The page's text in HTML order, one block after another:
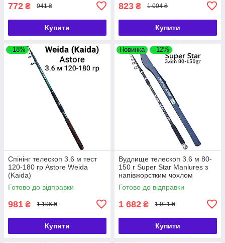
772 ₴ 941 ₴
Купити
823 ₴ 1 004 ₴
Купити
–18%
Спінінг телескоп 3.6 м тест
120-180 гр Astore Weida
(Kaida)
Готово до відправки
981 ₴ 1 196 ₴
Купити
Новинка –12%
Вудлище телескоп 3.6 м 80-
150 г Super Star Manlures з
напівжорстким чохлом
Готово до відправки
1 682 ₴ 1 911 ₴
Купити